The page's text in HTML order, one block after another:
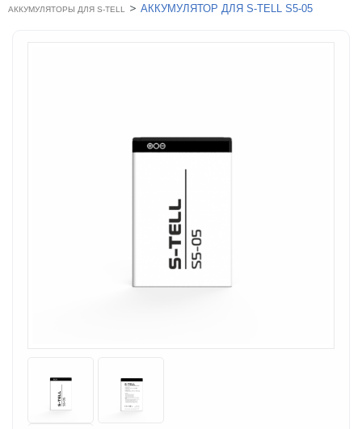
АККУМУЛЯТОРЫ ДЛЯ S-TELL > АККУМУЛЯТОР ДЛЯ S-TELL S5-05